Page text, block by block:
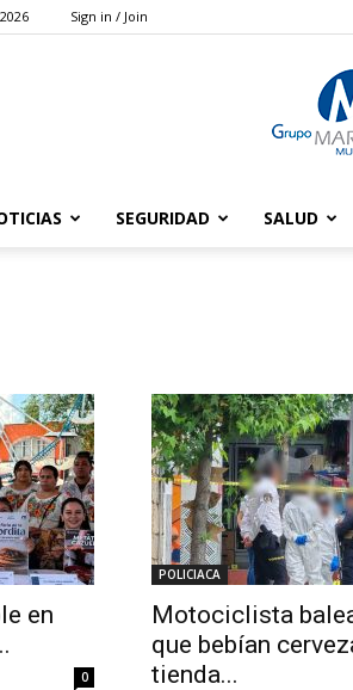
Sign in / Join
SEGURIDAD SALUD
en
0
POLICIACA
Motociclista
que bebían
tienda...